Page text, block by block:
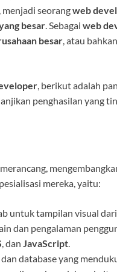
seorangweb
besar . Sebagai web
besar , atau
, berikut adalah
penghasilan yang
mereka, yaitu:
untuk tampilan visual
dan pengalaman
, dan JavaScript.
database yang